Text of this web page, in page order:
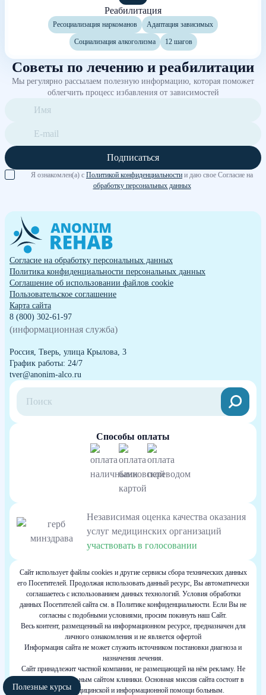
Реабилитация
Ресоциализация наркоманов Адаптация зависимых
Социализация алкоголизма 12 шагов
Советы по лечению и реабилитации
Мы регулярно рассылаем полезную информацию, которая поможет
облегчить процесс избавления от зависимостей
Подписаться
Я ознакомлен(а) с Политикой конфиденциальности и даю свое Согласие на
обработку персональных данных
Согласие на обработку персональных данных
Политика конфиденциальности персональных данных
Cоглашение об использовании файлов cookie
Пользовательское соглашение
Карта сайта
8 (800) 302-61-97
(информационная служба)
Россия, Тверь, улица Крылова, 3
График работы: 24/7
tver@anonim-alco.ru
Способы оплаты
Независимая оценка качества оказания
услуг медицинских организаций
участвовать в голосовании
Сайт использует файлы cookies и другие сервисы сбора технических данных
его Посетителей. Продолжая использовать данный ресурс, Вы автоматически
соглашаетесь с использованием данных технологий. Условия обработки
данных Посетителей сайта см. в Политике конфиденциальности. Если Вы не
согласны с подобными условиями, просим покинуть наш Сайт.
Весь контент, размещенный на информационном ресурсе, предназначен для
личного ознакомления и не является офертой
Информация сайта не может служить источником постановки диагноза и
назначения лечения.
Сайт принадлежит частной компании, не размещающей на нём рекламу. Не
является официальным сайтом клиники. Основная миссия сайта состоит в
оказании медицинской и информационной помощи больным.
Полезные курсы